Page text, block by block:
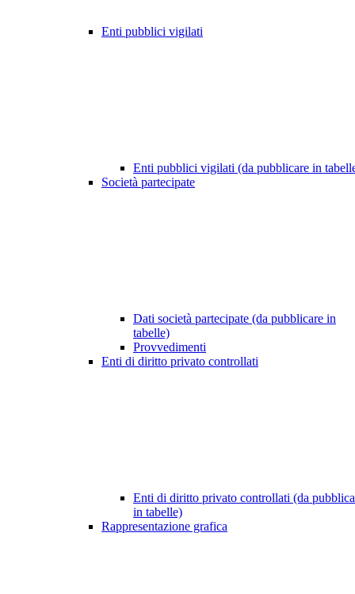
Enti pubblici vigilati
Enti pubblici vigilati (da pubblicare in
Società partecipate
Dati società partecipate (da pubblicare in
tabelle)
Provvedimenti
Enti di diritto privato controllati
Enti di diritto privato controllati (da
in tabelle)
Rappresentazione grafica